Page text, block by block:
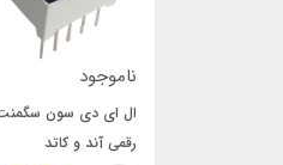
ناموجود
ال ای دی سون
رقمی آند و کاتد